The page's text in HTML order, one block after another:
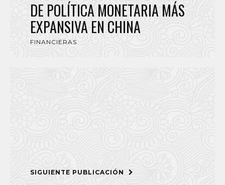
DE POLÍTICA MONETARIA MÁS
EXPANSIVA EN CHINA
FINANCIERAS
SIGUIENTE PUBLICACIÓN